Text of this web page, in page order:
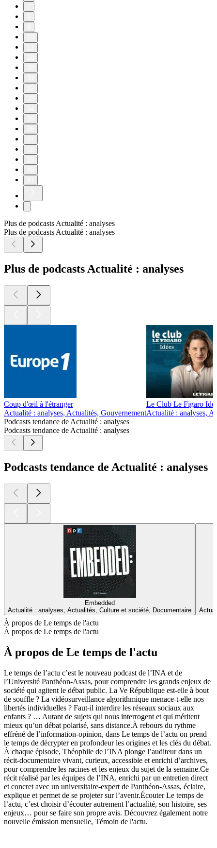
Plus de podcasts Actualité : analyses
Plus de podcasts Actualité : analyses
Plus de podcasts Actualité : analyses
Coup d'œil à l'étranger
Actualité : analyses, Actualités, Gouvernement
Le Club Le Figaro
Actualité : analyses,
Podcasts tendance de Actualité : analyses
Podcasts tendance de Actualité : analyses
Podcasts tendance de Actualité : analyses
Embedded
Actualité : analyses, Actualités, Culture et société, Documentaire
À propos de Le temps de l'actu
À propos de Le temps de l'actu
À propos de Le temps de l'actu
Le temps de l’actu c’est le nouveau podcast de l’INA et de
l’Université Panthéon-Assas, pour comprendre les grands enjeux de
société qui agitent le débat public. La Ve République est-elle à bout
de souffle ? La vidéosurveillance algorithmique menace-t-elle nos
libertés individuelles ? Faut-il interdire les réseaux sociaux aux
enfants ? … Autant de sujets qui nous interrogent et qui méritent
mieux qu’un débat polarisé, sans distance.À rebours du rythme
effréné de l’information-opinion, dans Le temps de l’actu on prend
le temps de décrypter en profondeur les origines et les clés du débat.
À chaque épisode, Théophile de l’INA plonge l’auditeur dans un
récit-documentaire vivant, curieux, accessible et enrichi d’archives,
pour comprendre les racines et les enjeux du sujet de la semaine.Ce
récit réalisé par les équipes de l’INA, enrichi par un entretien direct
et concret avec un universitaire-expert de Panthéon-Assas, éclaire,
explique et permet de se projeter sur l’avenir.Écouter Le temps de
l’actu, c’est choisir d’écouter autrement l’actualité, son histoire, ses
enjeux… pour se faire son propre avis. Découvrez également notre
nouvelle émission mensuelle, Témoin de l'actu.